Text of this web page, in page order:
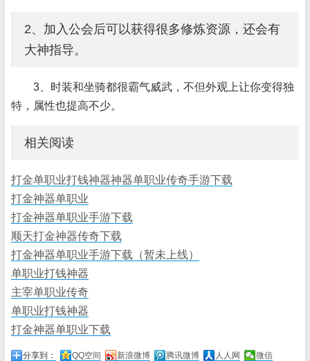
2、加入公会后可以获得很多修炼资源，还会有
大神指导。
3、时装和坐骑都很霸气威武，不但外观上让你变得独
特，属性也提高不少。
相关阅读
打金单职业打钱神器神器单职业传奇手游下载
打金神器单职业
打金神器单职业手游下载
顺天打金神器传奇下载
打金神器单职业手游下载（暂未上线）
单职业打钱神器
主宰单职业传奇
单职业打钱神器
打金神器单职业下载
分享到： QQ空间 新浪微博 腾讯微博 人人网
微信